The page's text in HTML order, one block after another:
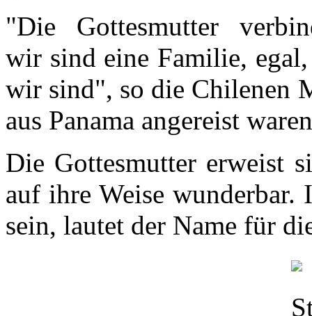
"Die Gottesmutter
wir sind eine Familie,
wir sind", so die Chilenen
aus Panama angereist
Die Gottesmutter erweist
auf ihre Weise wunderbar.
sein, lautet der Name für